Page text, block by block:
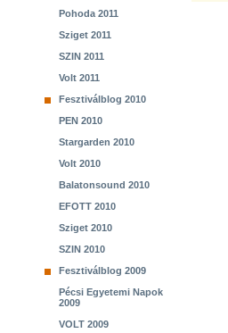
Pohoda 2011
Sziget 2011
SZIN 2011
Volt 2011
Fesztiválblog 2010
PEN 2010
Stargarden 2010
Volt 2010
Balatonsound 2010
EFOTT 2010
Sziget 2010
SZIN 2010
Fesztiválblog 2009
Pécsi Egyetemi Napok
2009
VOLT 2009